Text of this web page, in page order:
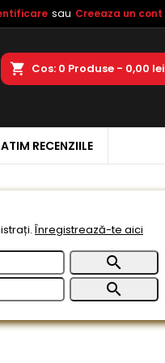
sau Creeaza un cont
Cos 0 Produse - 0,00 lei
RECENZIILE
Înregistrează-te aici

